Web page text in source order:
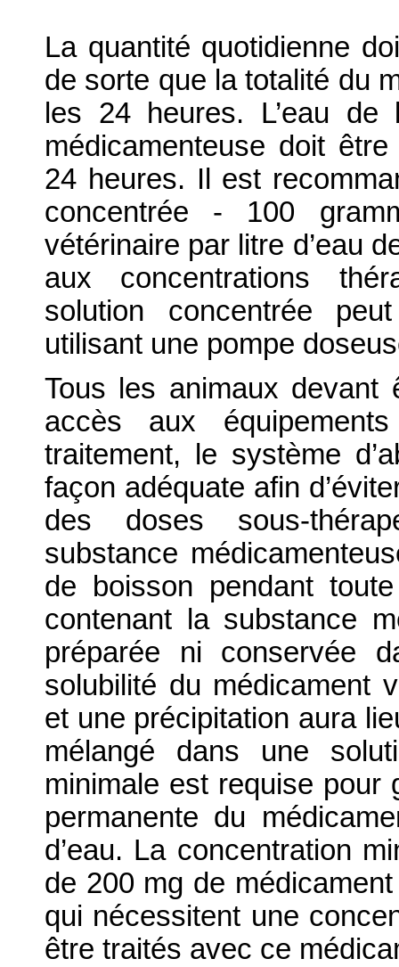
La quantité quotidienne
de sorte que la totalité du
les 24 heures. L’eau de
médicamenteuse doit
24 heures. Il est
concentrée - 100
vétérinaire par litre d’eau
aux concentrations
solution concentrée
utilisant une pompe
Tous les animaux devant
accès aux
traitement, le système
façon adéquate afin
des doses sous-
substance
de boisson pendant
contenant la substance
préparée ni conservée
solubilité du médicament
et une précipitation aura
mélangé dans une
minimale est requise pour
permanente du
d’eau. La concentration
de 200 mg de
qui nécessitent une
être traités avec ce